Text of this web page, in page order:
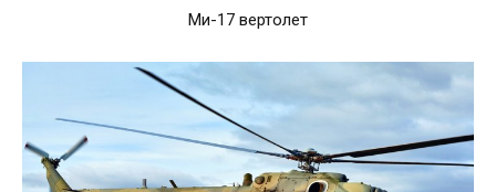
Ми-17 вертолет